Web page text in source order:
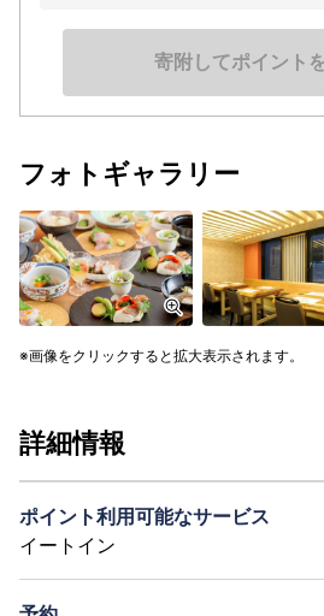
寄附してポイント
フォトギャラリー
画像をクリックすると拡大表示されます。
詳細情報
ポイント利用可能なサービス
イートイン